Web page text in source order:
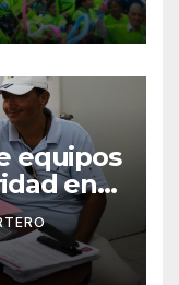
equipos
en